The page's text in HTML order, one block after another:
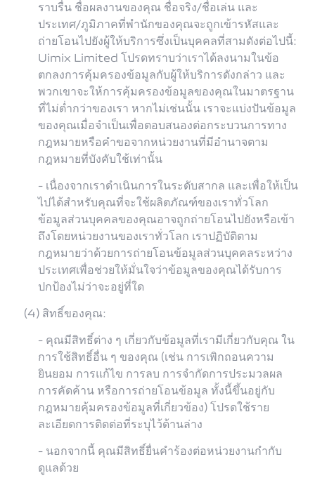
ราบรื่น ชื่อผลงานของคุณ ชื่อจริง/ชื่อเล่น และ
ประเทศ/ภูมิภาคที่พำนักของคุณจะถูกเข้ารหัสและ
ถ่ายโอนไปยังผู้ให้บริการซึ่งเป็นบุคคลที่สามดังต่อไปนี้:
Uimix Limited โปรดทราบว่าเราได้ลงนามในข้อ
ตกลงการคุ้มครองข้อมูลกับผู้ให้บริการดังกล่าว และ
พวกเขาจะให้การคุ้มครองข้อมูลของคุณในมาตรฐาน
ที่ไม่ต่ำกว่าของเรา หากไม่เช่นนั้น เราจะแบ่งปันข้อมูล
ของคุณเมื่อจำเป็นเพื่อตอบสนองต่อกระบวนการทาง
กฎหมายหรือคำขอจากหน่วยงานที่มีอำนาจตาม
กฎหมายที่บังคับใช้เท่านั้น
- เนื่องจากเราดำเนินการในระดับสากล และเพื่อให้เป็น
ไปได้สำหรับคุณที่จะใช้ผลิตภัณฑ์ของเราทั่วโลก
ข้อมูลส่วนบุคคลของคุณอาจถูกถ่ายโอนไปยังหรือเข้า
ถึงโดยหน่วยงานของเราทั่วโลก เราปฏิบัติตาม
กฎหมายว่าด้วยการถ่ายโอนข้อมูลส่วนบุคคลระหว่าง
ประเทศเพื่อช่วยให้มั่นใจว่าข้อมูลของคุณได้รับการ
ปกป้องไม่ว่าจะอยู่ที่ใด
(4) สิทธิ์ของคุณ:
- คุณมีสิทธิ์ต่าง ๆ เกี่ยวกับข้อมูลที่เรามีเกี่ยวกับคุณ ใน
การใช้สิทธิ์อื่น ๆ ของคุณ (เช่น การเพิกถอนความ
ยินยอม การแก้ไข การลบ การจำกัดการประมวลผล
การคัดค้าน หรือการถ่ายโอนข้อมูล ทั้งนี้ขึ้นอยู่กับ
กฎหมายคุ้มครองข้อมูลที่เกี่ยวข้อง) โปรดใช้ราย
ละเอียดการติดต่อที่ระบุไว้ด้านล่าง
- นอกจากนี้ คุณมีสิทธิ์ยื่นคำร้องต่อหน่วยงานกำกับ
ดูแลด้วย